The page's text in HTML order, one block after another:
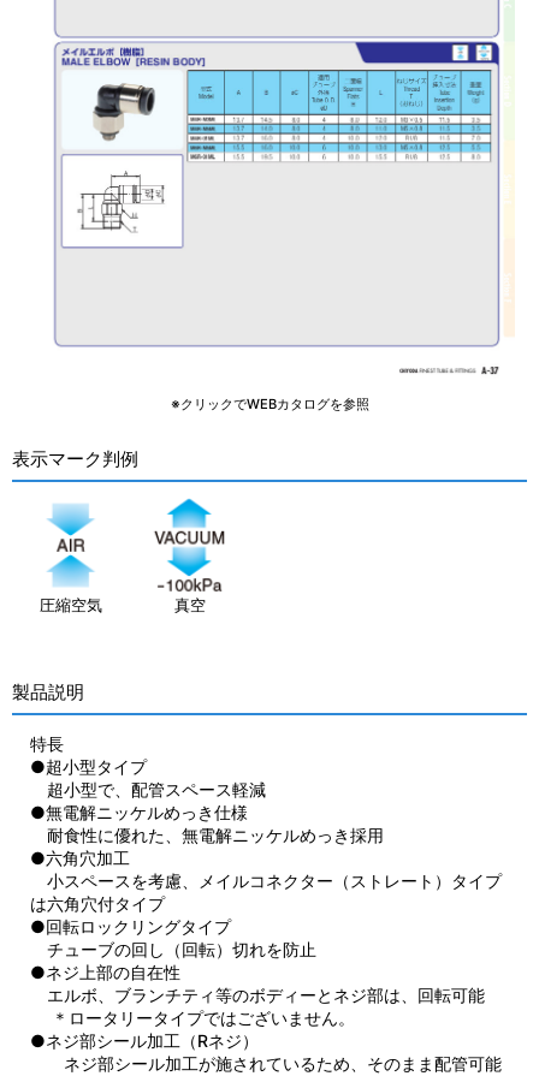
※クリックでWEBカタログを参照
表示マーク判例
圧縮空気 真空
製品説明
特長
●超小型タイプ
超小型で、配管スペース軽減
●無電解ニッケルめっき仕様
耐食性に優れた、無電解ニッケルめっき採用
●六角穴加工
小スペースを考慮、メイルコネクター（ストレート）タイプ
は六角穴付タイプ
●回転ロックリングタイプ
チューブの回し（回転）切れを防止
●ネジ上部の自在性
エルボ、ブランチティ等のボディーとネジ部は、回転可能
＊ロータリータイプではございません。
●ネジ部シール加工（Rネジ）
ネジ部シール加工が施されているため、そのまま配管可能